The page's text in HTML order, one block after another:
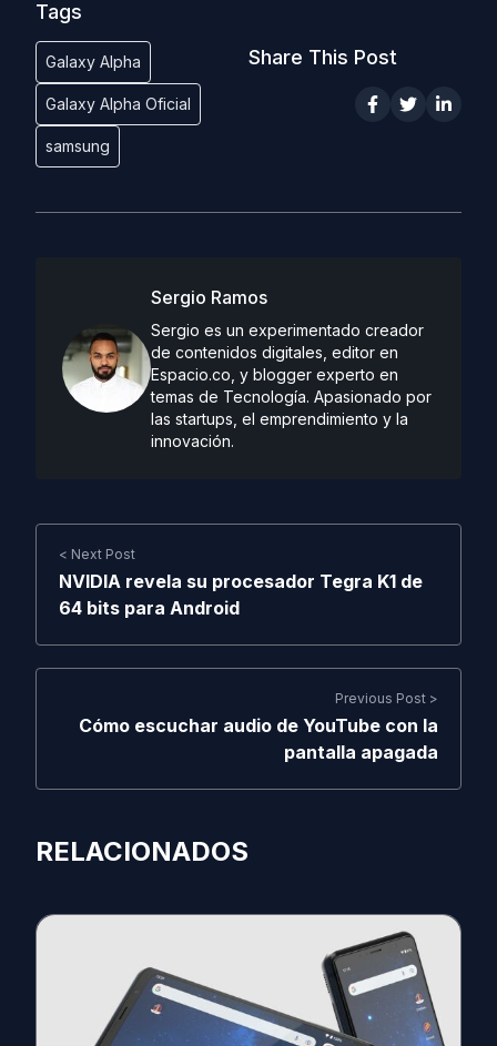
Tags
Galaxy Alpha
Galaxy Alpha Oficial
samsung
Share This Post
Sergio Ramos
Sergio es un experimentado creador
de contenidos digitales, editor en
Espacio.co, y blogger experto en
temas de Tecnología. Apasionado por
las startups, el emprendimiento y la
innovación.
< Next Post
NVIDIA revela su procesador Tegra K1 de
64 bits para Android
Previous Post >
Cómo escuchar audio de YouTube con la
pantalla apagada
RELACIONADOS